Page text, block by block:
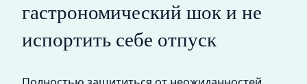
гастрономический шок и не
испортить себе отпуск